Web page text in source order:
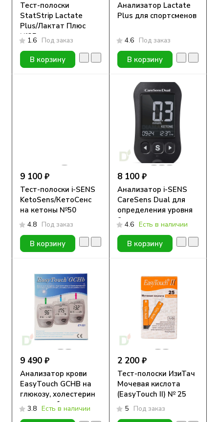
Тест-полоски
StatStrip Lactate
Plus/Лактат Плюс
№25
1.6 Под заказ
В корзину
Анализатор Lactate
Plus для спортсменов
4.6 Под заказ
В корзину
9 100 ₽
Тест-полоски i-SENS
KetoSens/КетоСенс
на кетоны №50
4.8 Под заказ
В корзину
8 100 ₽
Анализатор i-SENS
CareSens Dual для
определения уровня
β-кетонов в крови
4.6 Есть в наличии
В корзину
9 490 ₽
Анализатор крови
EasyTouch GCHB на
глюкозу, холестерин
и гемоглобин
3.8 Есть в наличии
2 200 ₽
Тест-полоски ИзиТач
Мочевая кислота
(EasyTouch II) № 25
5 Под заказ